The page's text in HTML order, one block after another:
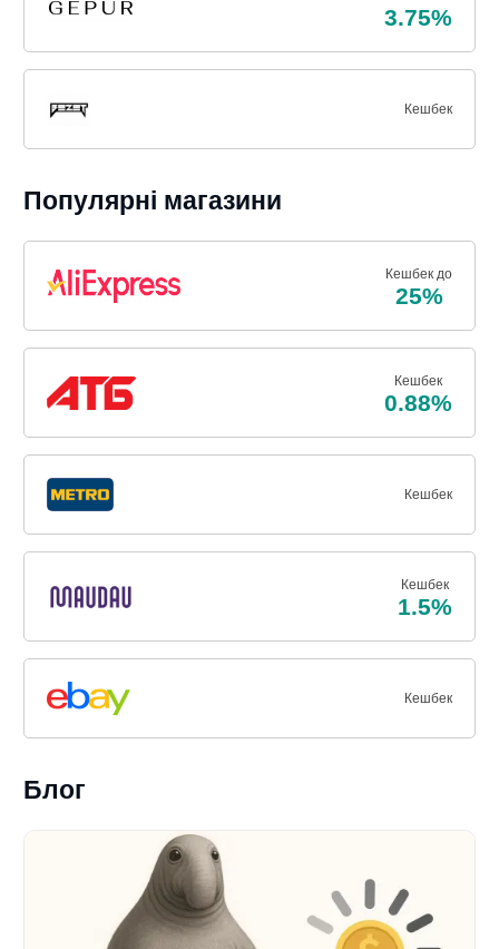
3.75%
Кешбек
Популярні магазини
Кешбек до
25%
Кешбек
0.88%
Кешбек
Кешбек
1.5%
Кешбек
Блог